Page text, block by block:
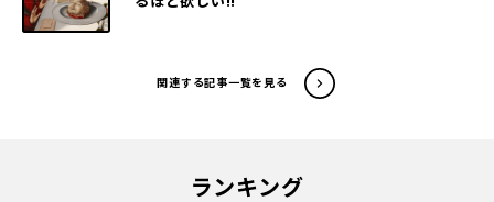
関連する記事一覧を見る
ランキング